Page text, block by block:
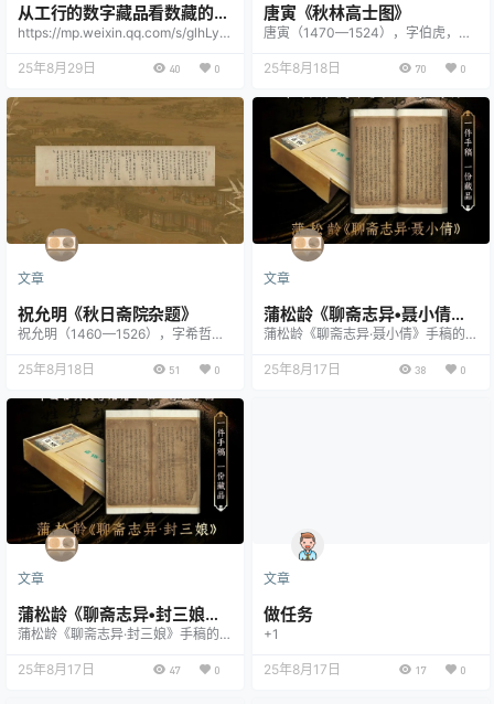
从工行的数字藏品看数藏的前
景
https://mp.weixin.qq.com/s/glhLyk
25年8月29日
40 0
唐寅《秋林高士图》
唐寅（1470—1524），字伯虎，明
名传世。《秋林高士图》是其山水人
的艺术风格与文人情怀。此画以秋林
为背景，高士（隐逸文人）独坐其
间，笔法疏朗洒脱，墨色清润，既有
南宋院体的细腻，又融入了元代文人
画的写意精神。画中高士形象孤傲超
逸，与萧瑟秋景相映，暗含画家对隐
逸生活的向往与自身坎坷际遇的寄
托。 明代中叶，商品…
25年8月18日 70 0
文章
祝允明《秋日斋院杂题》
祝允明（1460—1526），字希哲，
与唐寅、文徵明、徐祯卿并称“吴中
法代表作之一，展现了祝氏狂草艺术
的巅峰水准。此作以纵逸奔放的笔势
书写秋日斋院感怀，线条跌宕起伏，
墨韵淋漓，既承袭唐代张旭、怀素狂
草传统，又融入明代文人特有的自由
意趣。其书风豪迈不羁，却法度内
敛，反映了祝允明“师古而不泥…
25年8月18日 51 0
文章
蒲松龄《聊斋志异•聂小倩》
手稿
蒲松龄《聊斋志异·聂小倩》手稿的流
奇。现存《聊斋志异》半部手稿共23
25年8月17日 38 0
文章
蒲松龄《聊斋志异•封三娘》
手稿
蒲松龄《聊斋志异·封三娘》手稿的存
证。该篇现存于中国国家图书馆藏
25年8月17日 47 0
文章
做任务
+1
25年8月17日 17 0